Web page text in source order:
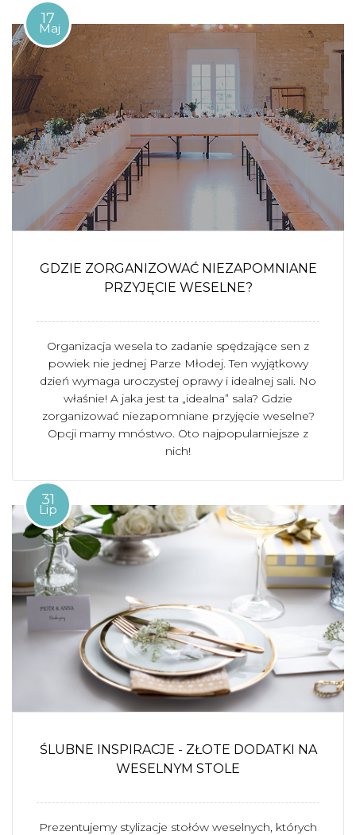
17
Maj
GDZIE ZORGANIZOWAĆ NIEZAPOMNIANE
PRZYJĘCIE WESELNE?
Organizacja wesela to zadanie spędzające sen z
powiek nie jednej Parze Młodej. Ten wyjątkowy
dzień wymaga uroczystej oprawy i idealnej sali. No
właśnie! A jaka jest ta „idealna” sala? Gdzie
zorganizować niezapomniane przyjęcie weselne?
Opcji mamy mnóstwo. Oto najpopularniejsze z
nich!
31
Lip
ŚLUBNE INSPIRACJE - ZŁOTE DODATKI NA
WESELNYM STOLE
Prezentujemy stylizacje stołów weselnych, których